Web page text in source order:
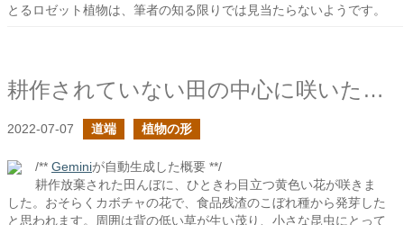
とるロゼット植物は、筆者の知る限りでは見当たらないようです。
耕作されていない田の中心に咲いた大きな花
2022-07-07 道端 植物の形
/** Geminiが自動生成した概要 **/
耕作放棄された田んぼに、ひときわ目立つ黄色い花が咲きま
した。おそらくカボチャの花で、食品残渣のこぼれ種から発芽した
と思われます。周囲は背の低い草が生い茂り、小さな昆虫にとって